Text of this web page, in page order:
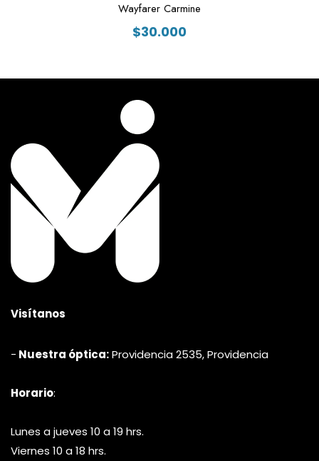
Wayfarer Carmine
$30.000
Visítanos
- Nuestra óptica:Providencia 2535, Providencia
Horario:
Lunes a jueves 10 a 19 hrs.
Viernes 10 a 18 hrs.